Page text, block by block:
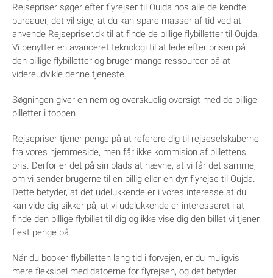
Rejsepriser søger efter flyrejser til Oujda hos alle de kendte
bureauer, det vil sige, at du kan spare masser af tid ved at
anvende Rejsepriser.dk til at finde de billige flybilletter til Oujda.
Vi benytter en avanceret teknologi til at lede efter prisen på
den billige flybilletter og bruger mange ressourcer på at
videreudvikle denne tjeneste.
Søgningen giver en nem og overskuelig oversigt med de billige
billetter i toppen.
Rejsepriser tjener penge på at referere dig til rejseselskaberne
fra vores hjemmeside, men får ikke kommision af billettens
pris. Derfor er det på sin plads at nævne, at vi får det samme,
om vi sender brugerne til en billig eller en dyr flyrejse til Oujda.
Dette betyder, at det udelukkende er i vores interesse at du
kan vide dig sikker på, at vi udelukkende er interesseret i at
finde den billige flybillet til dig og ikke vise dig den billet vi tjener
flest penge på.
Når du booker flybilletten lang tid i forvejen, er du muligvis
mere fleksibel med datoerne for flyrejsen, og det betyder